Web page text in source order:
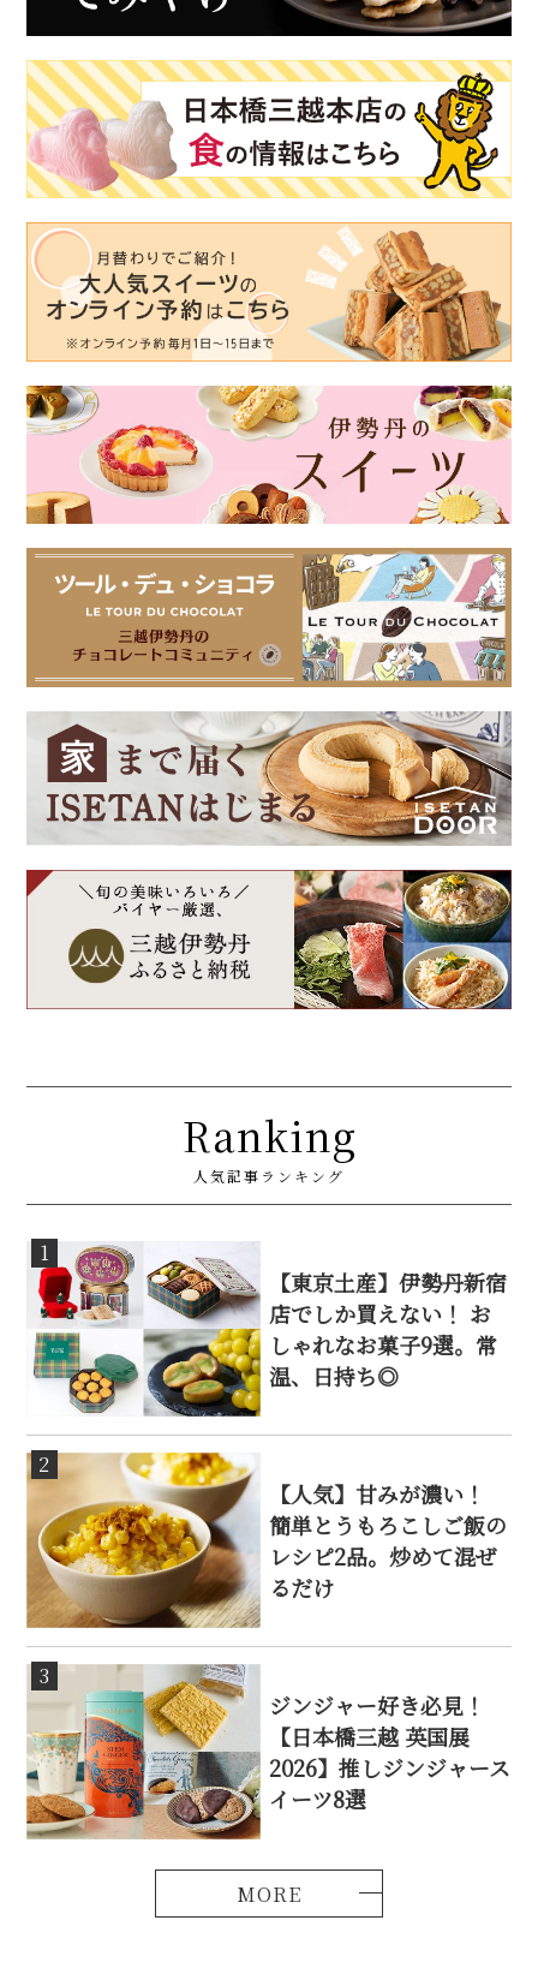
Ranking
人気記事ランキング
1
【東京土産】伊勢丹新宿
店でしか買えない！ お
しゃれなお菓子9選。常
温、日持ち◎
2
【人気】甘みが濃い！
簡単とうもろこしご飯の
レシピ2品。炒めて混ぜ
るだけ
3
ジンジャー好き必見！
【日本橋三越 英国展
2026】推しジンジャース
イーツ8選